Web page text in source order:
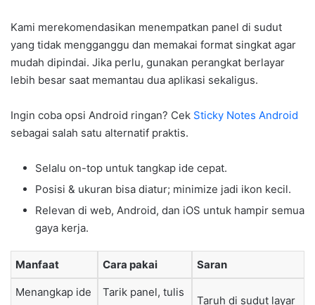
Kami merekomendasikan menempatkan panel di sudut
yang tidak mengganggu dan memakai format singkat agar
mudah dipindai. Jika perlu, gunakan perangkat berlayar
lebih besar saat memantau dua aplikasi sekaligus.
Ingin coba opsi Android ringan? Cek Sticky Notes Android
sebagai salah satu alternatif praktis.
Selalu on-top untuk tangkap ide cepat.
Posisi & ukuran bisa diatur; minimize jadi ikon kecil.
Relevan di web, Android, dan iOS untuk hampir semua
gaya kerja.
Manfaat Cara pakai Saran
Menangkap ide
Tarik panel, tulis
Taruh di sudut layar